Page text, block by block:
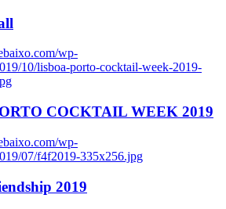
wp-
10/lisboa-porto-cocktail-week-2019-
COCKTAIL WEEK 2019
wp-
07/f4f2019-335x256.jpg
2019